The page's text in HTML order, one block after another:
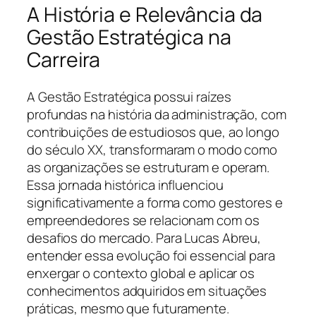
A História e Relevância da
Gestão Estratégica na
Carreira
A Gestão Estratégica possui raízes
profundas na história da administração, com
contribuições de estudiosos que, ao longo
do século XX, transformaram o modo como
as organizações se estruturam e operam.
Essa jornada histórica influenciou
significativamente a forma como gestores e
empreendedores se relacionam com os
desafios do mercado. Para Lucas Abreu,
entender essa evolução foi essencial para
enxergar o contexto global e aplicar os
conhecimentos adquiridos em situações
práticas, mesmo que futuramente.